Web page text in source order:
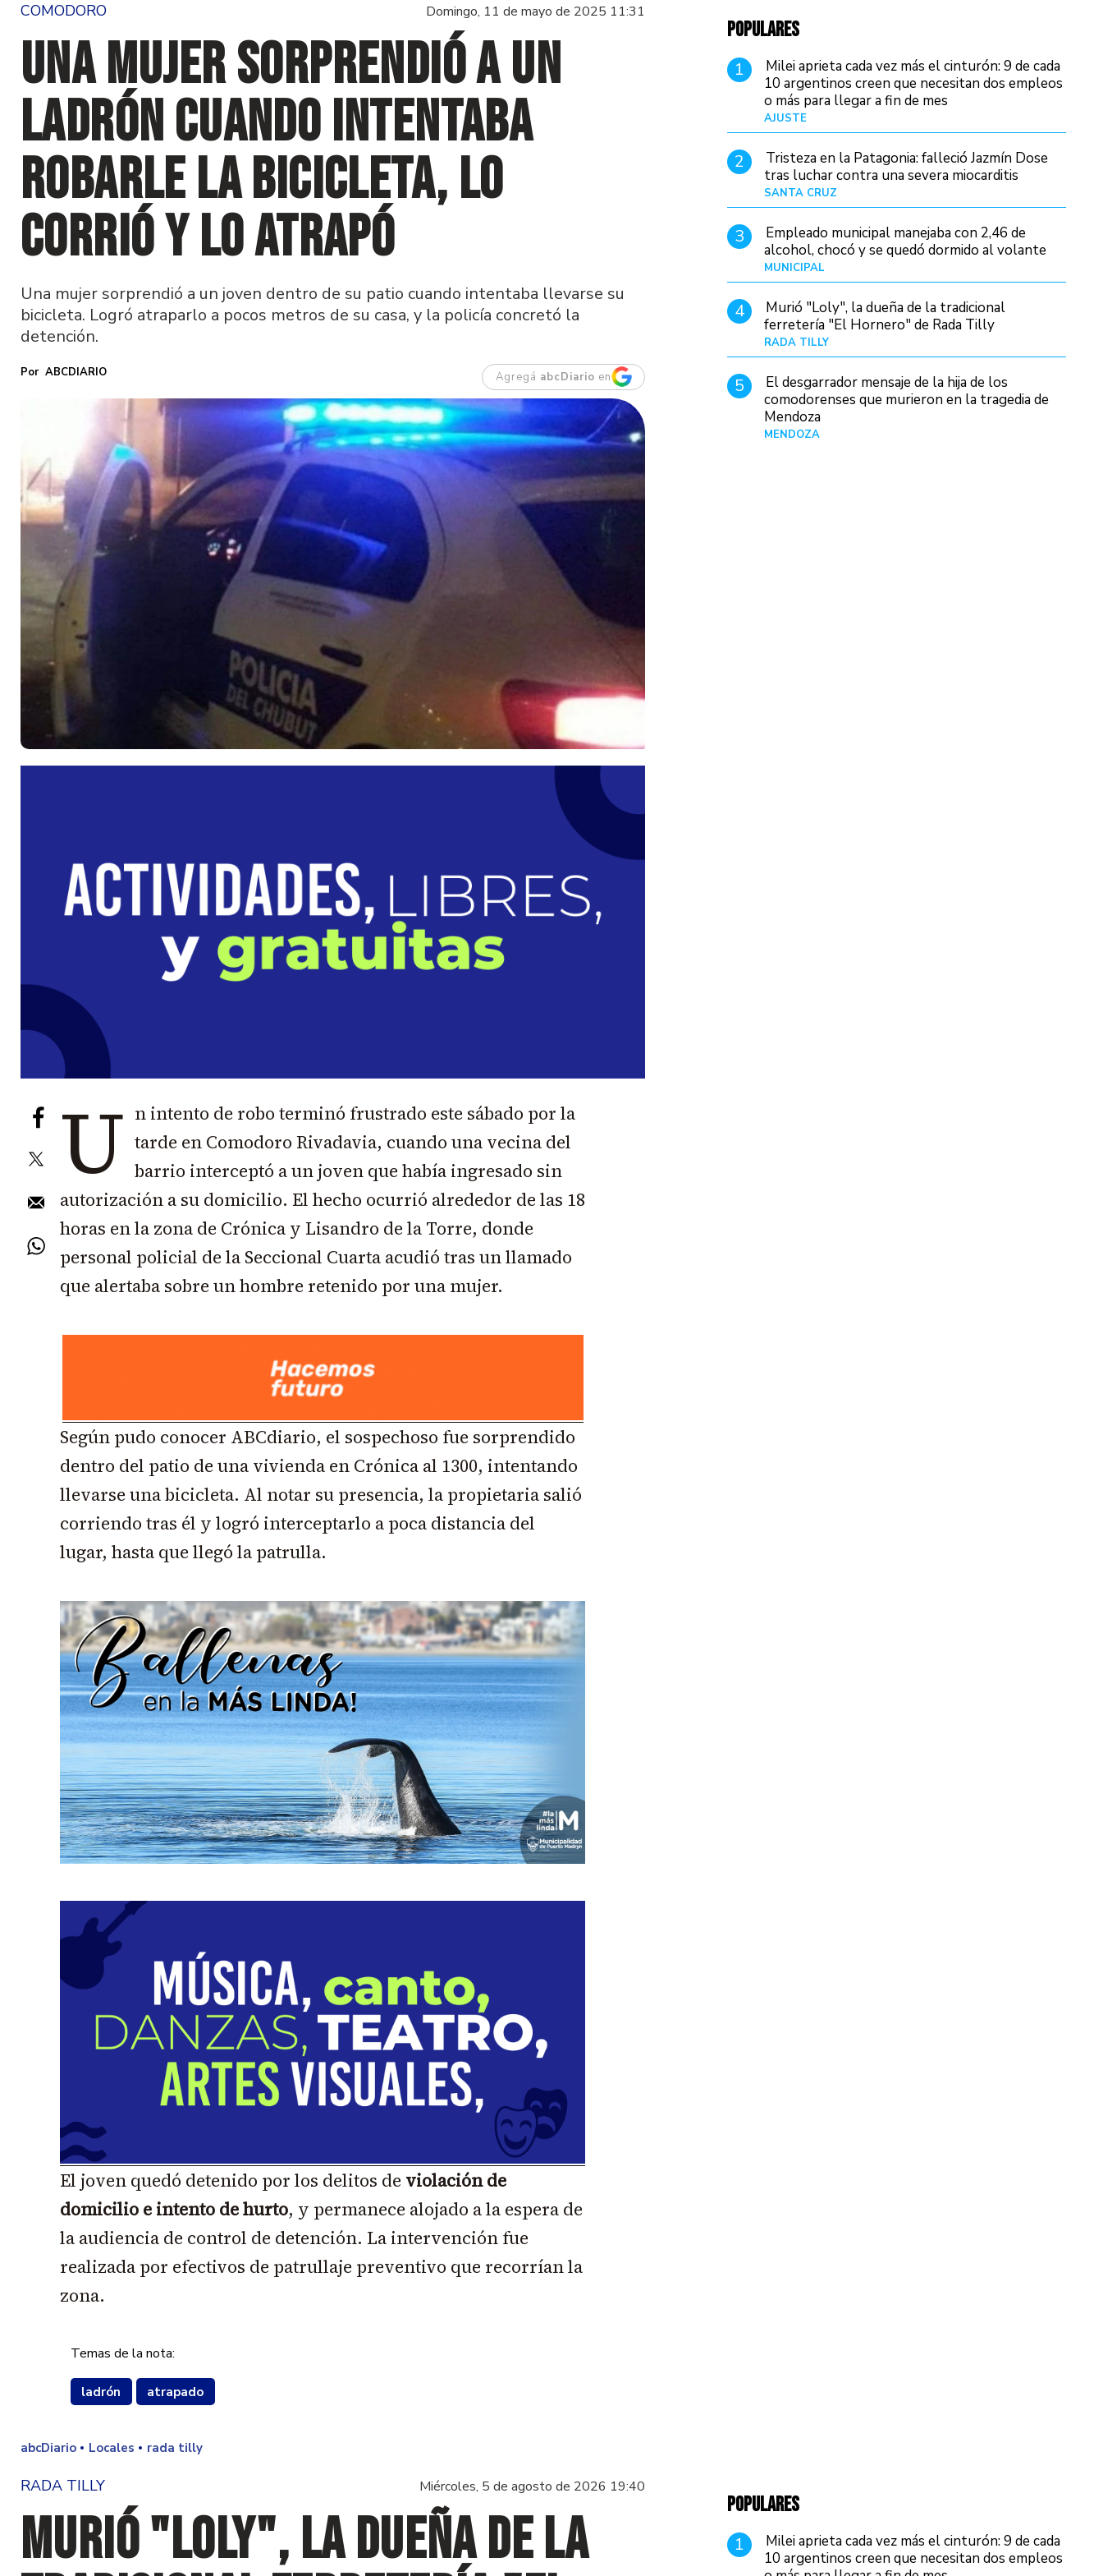
COMODORO Domingo, 11 de mayo de 2025 11:31
Una mujer sorprendió a un
ladrón cuando intentaba
robarle la bicicleta, lo
corrió y lo atrapó
Una mujer sorprendió a un joven dentro de su patio cuando intentaba llevarse su
bicicleta. Logró atraparlo a pocos metros de su casa, y la policía concretó la
detención.
ABCDIARIO Agregá abcDiario en
U n intento de robo terminó frustrado este sábado por la
tarde en Comodoro Rivadavia, cuando una vecina del
barrio interceptó a un joven que había ingresado sin
autorización a su domicilio. El hecho ocurrió alrededor de las 18
horas en la zona de Crónica y Lisandro de la Torre, donde
personal policial de la Seccional Cuarta acudió tras un llamado
que alertaba sobre un hombre retenido por una mujer.
Según pudo conocer ABCdiario, el sospechoso fue sorprendido
dentro del patio de una vivienda en Crónica al 1300, intentando
llevarse una bicicleta. Al notar su presencia, la propietaria salió
corriendo tras él y logró interceptarlo a poca distancia del
lugar, hasta que llegó la patrulla.
El joven quedó detenido por los delitos de violación de
domicilio e intento de hurto, y permanece alojado a la espera de
la audiencia de control de detención. La intervención fue
realizada por efectivos de patrullaje preventivo que recorrían la
zona.
Temas de la nota:
ladrón atrapado
POPULARES
1
Milei aprieta cada vez más el cinturón: 9 de cada
10 argentinos creen que necesitan dos empleos
o más para llegar a fin de mes
AJUSTE
2
Tristeza en la Patagonia: falleció Jazmín Dose
tras luchar contra una severa miocarditis
SANTA CRUZ
3
Empleado municipal manejaba con 2,46 de
alcohol, chocó y se quedó dormido al volante
MUNICIPAL
4
Murió "Loly", la dueña de la tradicional
ferretería "El Hornero" de Rada Tilly
RADA TILLY
5
El desgarrador mensaje de la hija de los
comodorenses que murieron en la tragedia de
Mendoza
MENDOZA
abcDiario Locales rada tilly
RADA TILLY Miércoles, 5 de agosto de 2026 19:40
Murió "Loly", la dueña de la
POPULARES
1
Milei aprieta cada vez más el cinturón: 9 de cada
10 argentinos creen que necesitan dos empleos